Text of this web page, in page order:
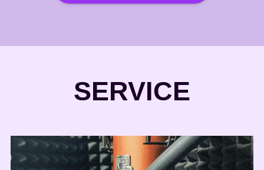
SERVICE